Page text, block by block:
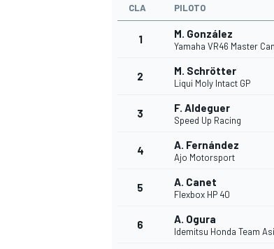
CLA PILOTO
1 M. González
Yamaha VR46 Master
2 M. Schrötter
Liqui Moly Intact GP
3 F. Aldeguer
Speed Up Racing
4 A. Fernández
Ajo Motorsport
5 A. Canet
Flexbox HP 40
6 A. Ogura
Idemitsu Honda Team